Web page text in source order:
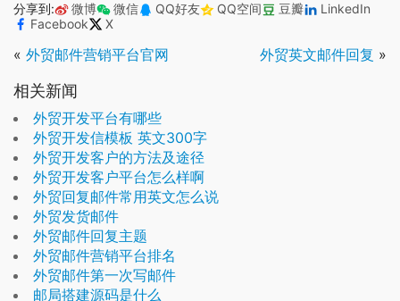
分享到: 微博 微信 QQ好友 QQ空间 豆瓣
LinkedIn
Facebook
X
« 外贸邮件营销平台官网 外贸英文邮件回复 »
相关新闻
外贸开发平台有哪些
外贸开发信模板 英文300字
外贸开发客户的方法及途径
外贸开发客户平台怎么样啊
外贸回复邮件常用英文怎么说
外贸发货邮件
外贸邮件回复主题
外贸邮件营销平台排名
外贸邮件第一次写邮件
邮局搭建源码是什么